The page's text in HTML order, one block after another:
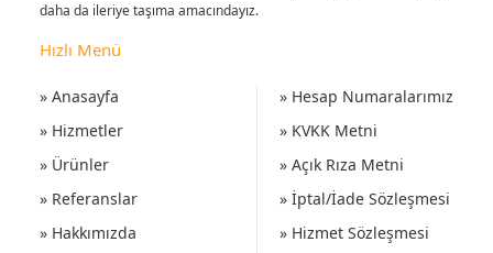
daha da ileriye taşıma amacındayız.
Hızlı Menü
» Anasayfa
» Hizmetler
» Ürünler
» Referanslar
» Hakkımızda
» Hesap Numaralarımız
» KVKK Metni
» Açık Rıza Metni
» İptal/İade Sözleşmesi
» Hizmet Sözleşmesi